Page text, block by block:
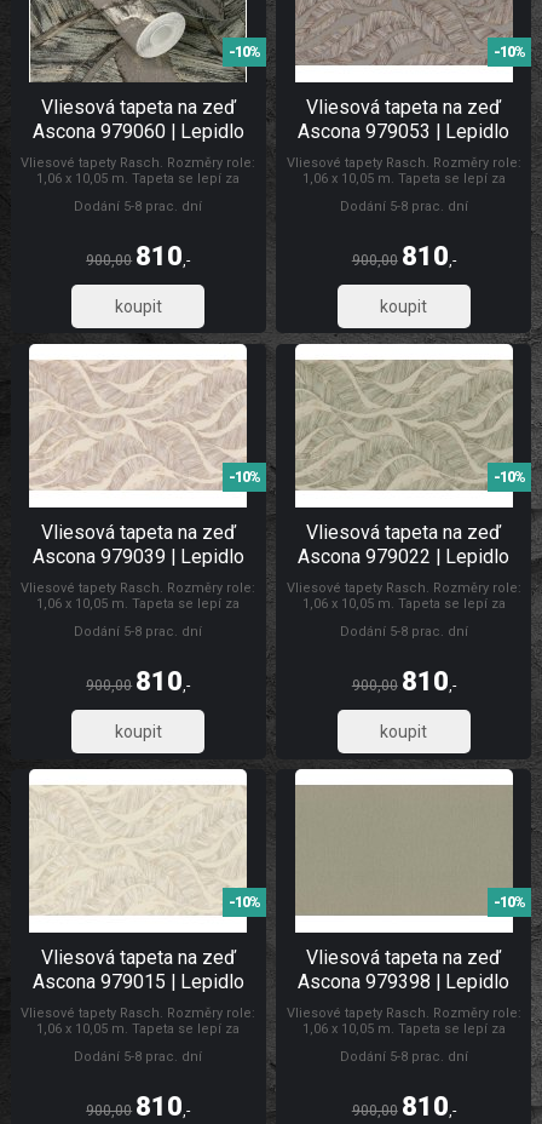
Vliesová tapeta na zeď
Ascona 979060 | Lepidlo
zdarma
Vliesové tapety Rasch. Rozměry role:
1,06 x 10,05 m. Tapeta se lepí za
zeď. Doporučujeme zakoupit lepidlo
-10%
Dodání 5-8 prac. dní
900,00 810,-
669,42
Vliesová tapeta na zeď
Ascona 979053 | Lepidlo
zdarma
Vliesové tapety Rasch. Rozměry role:
1,06 x 10,05 m. Tapeta se lepí za
zeď. Doporučujeme zakoupit lepidlo
-10%
Dodání 5-8 prac. dní
900,00 810,-
669,42
Vliesová tapeta na zeď
Ascona 979039 | Lepidlo
zdarma
Vliesové tapety Rasch. Rozměry role:
1,06 x 10,05 m. Tapeta se lepí za
zeď. Doporučujeme zakoupit lepidlo
-10%
Dodání 5-8 prac. dní
900,00 810,-
669,42
Vliesová tapeta na zeď
Ascona 979022 | Lepidlo
zdarma
Vliesové tapety Rasch. Rozměry role:
1,06 x 10,05 m. Tapeta se lepí za
zeď. Doporučujeme zakoupit lepidlo
-10%
Dodání 5-8 prac. dní
900,00 810,-
669,42
Vliesová tapeta na zeď
Ascona 979015 | Lepidlo
zdarma
Vliesové tapety Rasch. Rozměry role:
1,06 x 10,05 m. Tapeta se lepí za
zeď. Doporučujeme zakoupit lepidlo
-10%
Dodání 5-8 prac. dní
900,00 810,-
Vliesová tapeta na zeď
Ascona 979398 | Lepidlo
zdarma
Vliesové tapety Rasch. Rozměry role:
1,06 x 10,05 m. Tapeta se lepí za
zeď. Doporučujeme zakoupit lepidlo
-10%
Dodání 5-8 prac. dní
900,00 810,-